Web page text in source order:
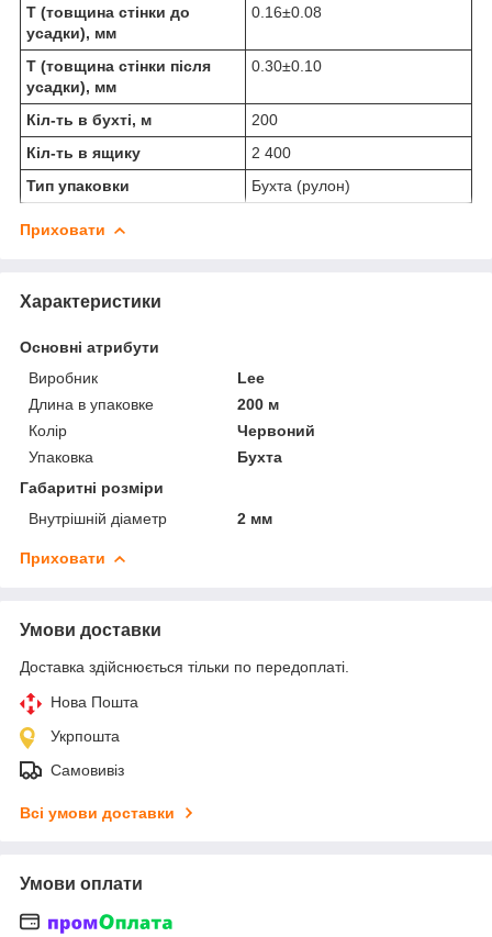
T (товщина стінки до
усадки), мм
0.16±0.08
T (товщина стінки після
усадки), мм
0.30±0.10
Кіл-ть в бухті, м
200
Кіл-ть в ящику
2 400
Тип упаковки
Бухта (рулон)
Приховати
Характеристики
Основні атрибути
Виробник
Lee
Длина в упаковке
200 м
Колір
Червоний
Упаковка
Бухта
Габаритні розміри
Внутрішній діаметр
2 мм
Приховати
Умови доставки
Доставка здійснюється тільки по передоплаті.
Нова Пошта
Укрпошта
Самовивіз
Всі умови доставки
Умови оплати